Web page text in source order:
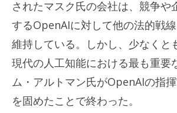
されたマスク氏の会社は、競争や
するOpenAIに対して他の法的戦
維持している。しかし、少なくと
現代の人工知能における最も重要
ム・アルトマン氏がOpenAIの指
を固めたことで終わった。